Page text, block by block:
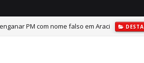
PM com nome falso em Araci